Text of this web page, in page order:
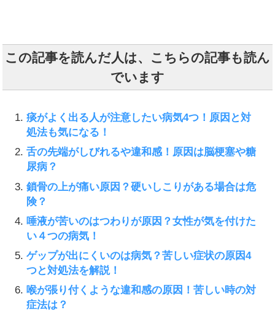
この記事を読んだ人は、こちらの記事も読ん
でいます
痰がよく出る人が注意したい病気4つ！原因と対
処法も気になる！
舌の先端がしびれるや違和感！原因は脳梗塞や糖
尿病？
鎖骨の上が痛い原因？硬いしこりがある場合は危
険？
唾液が苦いのはつわりが原因？女性が気を付けた
い４つの病気！
ゲップが出にくいのは病気？苦しい症状の原因4
つと対処法を解説！
喉が張り付くような違和感の原因！苦しい時の対
症法は？